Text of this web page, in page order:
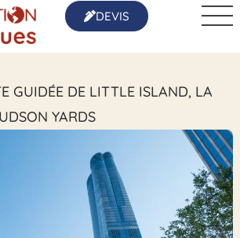
DEVIS
GUIDÉE DE LITTLE ISLAND, LA
YARDS